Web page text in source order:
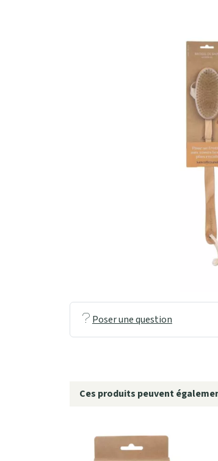
Poser une question
Ces produits peuvent